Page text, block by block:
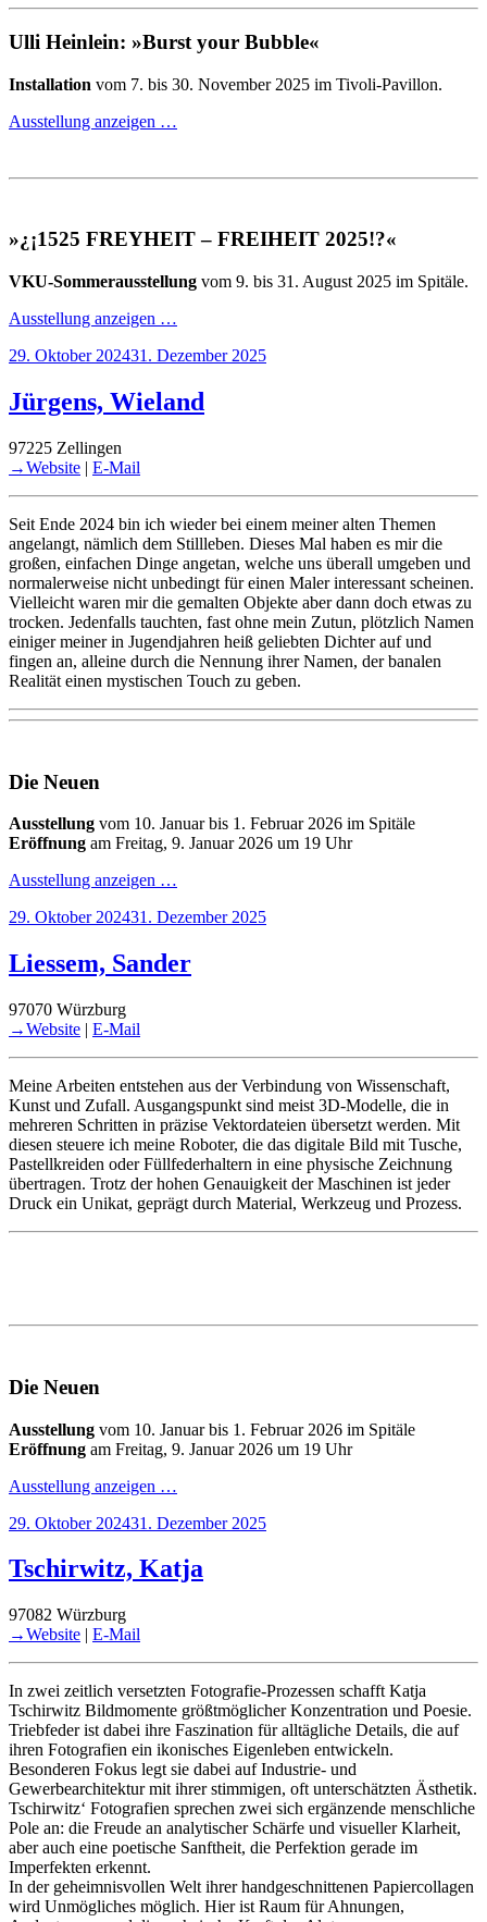
Ulli Heinlein: »Burst your Bubble«
Installation vom 7. bis 30. November 2025 im Tivoli-Pavillon.
Ausstellung anzeigen …
»¿¡1525 FREYHEIT – FREIHEIT 2025!?«
VKU-Sommerausstellung vom 9. bis 31. August 2025 im Spitäle.
Ausstellung anzeigen …
Veröffentlicht
29. Oktober 202431. Dezember 2025
Jürgens, Wieland
97225 Zellingen
→Website | E-Mail
Seit Ende 2024 bin ich wieder bei einem meiner alten Themen
angelangt, nämlich dem Stillleben. Dieses Mal haben es mir die
großen, einfachen Dinge angetan, welche uns überall umgeben und
normalerweise nicht unbedingt für einen Maler interessant scheinen.
Vielleicht waren mir die gemalten Objekte aber dann doch etwas zu
trocken. Jedenfalls tauchten, fast ohne mein Zutun, plötzlich Namen
einiger meiner in Jugendjahren heiß geliebten Dichter auf und
fingen an, alleine durch die Nennung ihrer Namen, der banalen
Realität einen mystischen Touch zu geben.
Die Neuen
Ausstellung vom 10. Januar bis 1. Februar 2026 im Spitäle
Eröffnung am Freitag, 9. Januar 2026 um 19 Uhr
Ausstellung anzeigen …
Veröffentlicht
29. Oktober 202431. Dezember 2025
Liessem, Sander
97070 Würzburg
→Website | E-Mail
Meine Arbeiten entstehen aus der Verbindung von Wissenschaft,
Kunst und Zufall. Ausgangspunkt sind meist 3D-Modelle, die in
mehreren Schritten in präzise Vektordateien übersetzt werden. Mit
diesen steuere ich meine Roboter, die das digitale Bild mit Tusche,
Pastellkreiden oder Füllfederhaltern in eine physische Zeichnung
übertragen. Trotz der hohen Genauigkeit der Maschinen ist jeder
Druck ein Unikat, geprägt durch Material, Werkzeug und Prozess.
Die Neuen
Ausstellung vom 10. Januar bis 1. Februar 2026 im Spitäle
Eröffnung am Freitag, 9. Januar 2026 um 19 Uhr
Ausstellung anzeigen …
Veröffentlicht
29. Oktober 202431. Dezember 2025
Tschirwitz, Katja
97082 Würzburg
→Website | E-Mail
In zwei zeitlich versetzten Fotografie-Prozessen schafft Katja
Tschirwitz Bildmomente größtmöglicher Konzentration und Poesie.
Triebfeder ist dabei ihre Faszination für alltägliche Details, die auf
ihren Fotografien ein ikonisches Eigenleben entwickeln.
Besonderen Fokus legt sie dabei auf Industrie- und
Gewerbearchitektur mit ihrer stimmigen, oft unterschätzten Ästhetik.
Tschirwitz‘ Fotografien sprechen zwei sich ergänzende menschliche
Pole an: die Freude an analytischer Schärfe und visueller Klarheit,
aber auch eine poetische Sanftheit, die Perfektion gerade im
Imperfekten erkennt.
In der geheimnisvollen Welt ihrer handgeschnittenen Papiercollagen
wird Unmögliches möglich. Hier ist Raum für Ahnungen,